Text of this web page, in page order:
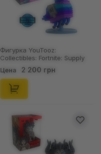
Фигурка YouTooz:
Collectibles: Fortnite: Supply
Llama, (431535)
Цена 2 200 грн